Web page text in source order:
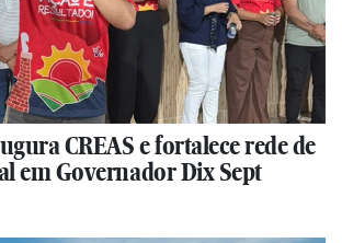
CREAS e fortalece rede de
em Governador Dix Sept